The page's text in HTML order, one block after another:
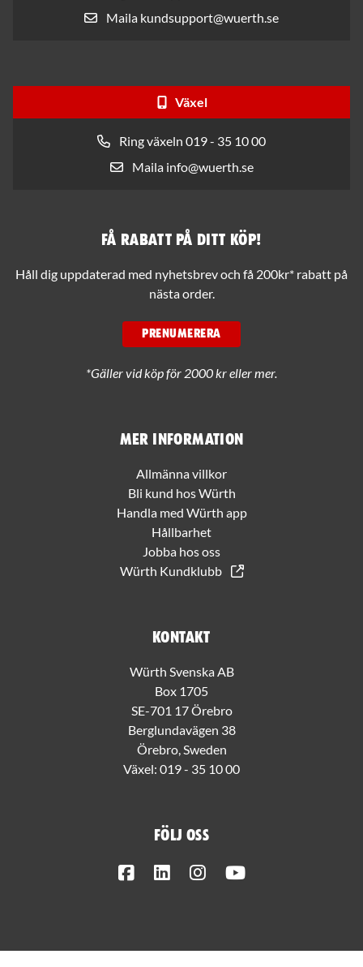
Maila kundsupport@wuerth.se
Växel
Ring växeln 019 - 35 10 00
Maila info@wuerth.se
Mer information
Allmänna villkor
Bli kund hos Würth
Handla med Würth app
Hållbarhet
Jobba hos oss
Würth Kundklubb
Kontakt
Würth Svenska AB
Box 1705
SE-701 17 Örebro
Berglundavägen 38
Örebro, Sweden
Växel: 019 - 35 10 00
Följ oss
FacebookLinkedInInstagram
Få rabatt på ditt köp!
Håll dig uppdaterad med nyhetsbrev och få 200kr* rabatt på
nästa order.
PRENUMERERA
*Gäller vid köp för 2000 kr eller mer.